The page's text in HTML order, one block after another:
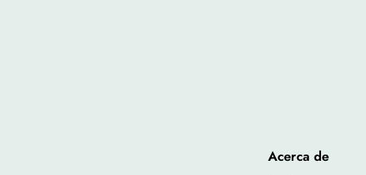
Acerca de